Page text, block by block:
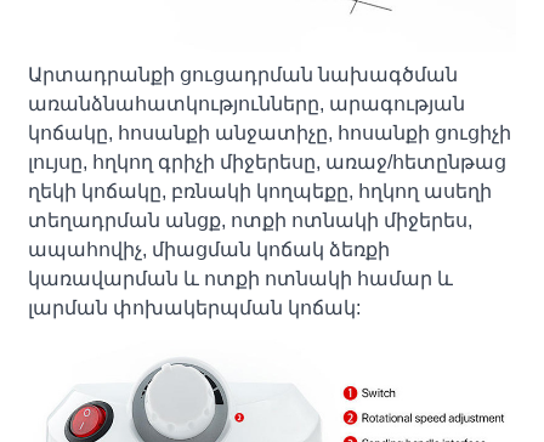
Արտադրանքի ցուցադրման նախագծման
առանձնահատկությունները, արագության
կոճակը, հոսանքի անջատիչը, հոսանքի ցուցիչի
լույսը, հղկող գրիչի միջերեսը, առաջ/հետընթաց
ղեկի կոճակը, բռնակի կողպեքը, հղկող ասեղի
տեղադրման անցք, ոտքի ոտնակի միջերես,
ապահովիչ, միացման կոճակ ձեռքի
կառավարման և ոտքի ոտնակի համար և
լարման փոխակերպման կոճակ: